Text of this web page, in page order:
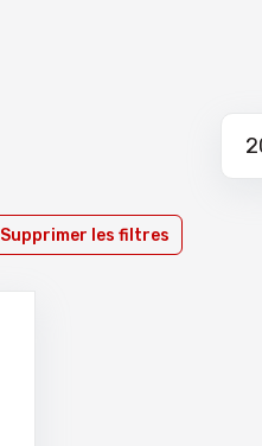
Supprimer les filtres